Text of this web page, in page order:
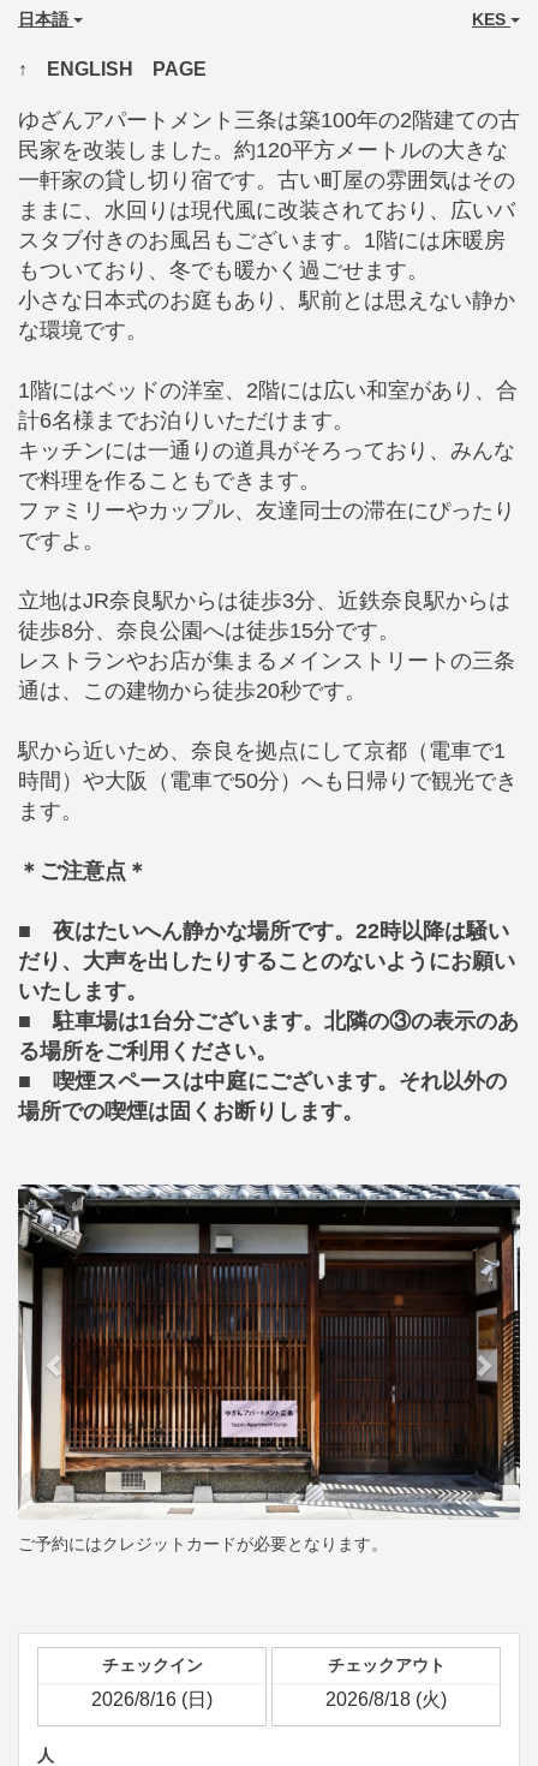
日本語 KES
↑ ENGLISH PAGE
ゆざんアパートメント三条は築100年の2階建ての古
民家を改装しました。約120平方メートルの大きな
一軒家の貸し切り宿です。古い町屋の雰囲気はその
ままに、水回りは現代風に改装されており、広いバ
スタブ付きのお風呂もございます。1階には床暖房
もついており、冬でも暖かく過ごせます。
小さな日本式のお庭もあり、駅前とは思えない静か
な環境です。
1階にはベッドの洋室、2階には広い和室があり、合
計6名様までお泊りいただけます。
キッチンには一通りの道具がそろっており、みんな
で料理を作ることもできます。
ファミリーやカップル、友達同士の滞在にぴったり
ですよ。
立地はJR奈良駅からは徒歩3分、近鉄奈良駅からは
徒歩8分、奈良公園へは徒歩15分です。
レストランやお店が集まるメインストリートの三条
通は、この建物から徒歩20秒です。
駅から近いため、奈良を拠点にして京都（電車で1
時間）や大阪（電車で50分）へも日帰りで観光でき
ます。
＊ご注意点＊
■ 夜はたいへん静かな場所です。22時以降は騒い
だり、大声を出したりすることのないようにお願い
いたします。
■ 駐車場は1台分ございます。北隣の③の表示のあ
る場所をご利用ください。
■ 喫煙スペースは中庭にございます。それ以外の
場所での喫煙は固くお断りします。
Previous Next
ご予約にはクレジットカードが必要となります。
チェックイン チェックアウト
人